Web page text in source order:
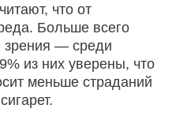
что от
Больше всего
зрения — среди
из них уверены, что
меньше страданий